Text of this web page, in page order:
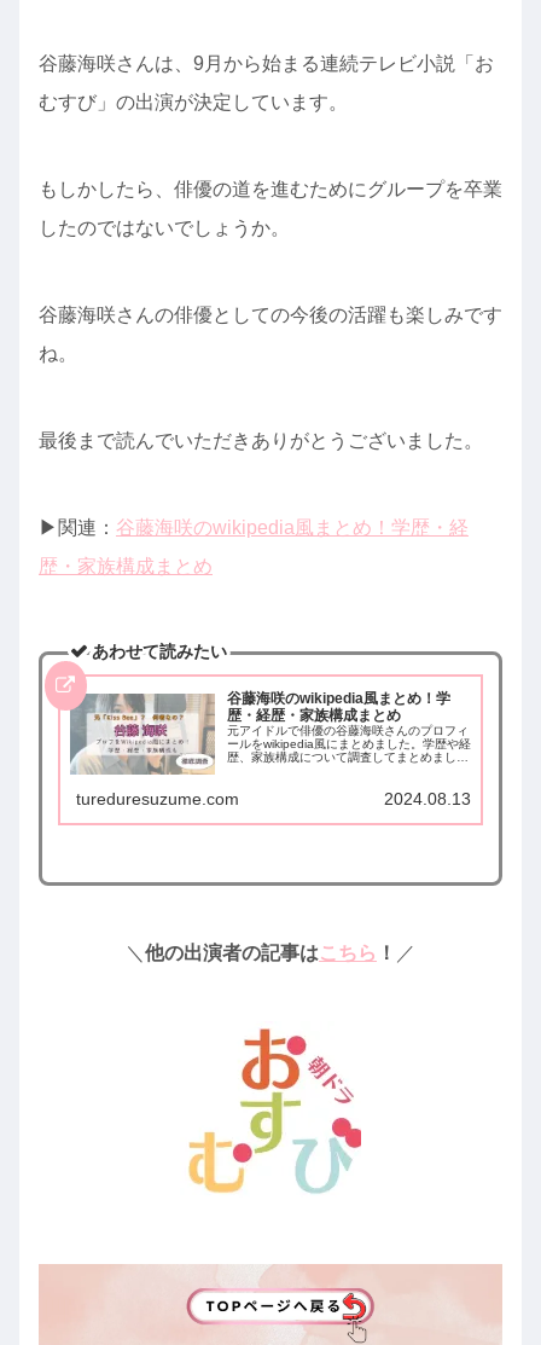
谷藤海咲さんは、9月から始まる連続テレビ小説「お
むすび」の出演が決定しています。
もしかしたら、俳優の道を進むためにグループを卒業
したのではないでしょうか。
谷藤海咲さんの俳優としての今後の活躍も楽しみです
ね。
最後まで読んでいただきありがとうございました。
▶︎関連： 谷藤海咲のwikipedia風まとめ！学歴・経
歴・家族構成まとめ
あわせて読みたい
谷藤海咲のwikipedia風まとめ！学
歴・経歴・家族構成まとめ
元アイドルで俳優の谷藤海咲さんのプロフィ
ールをwikipedia風にまとめました。学歴や経
歴、家族構成について調査してまとめまし
tureduresuzume.com 2024.08.13
＼ 他の出演者の記事はこちら ！ ／